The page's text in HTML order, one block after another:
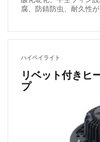
腐、防錆防虫、耐久性が
ハイベイライト
リベット付きヒ
プ